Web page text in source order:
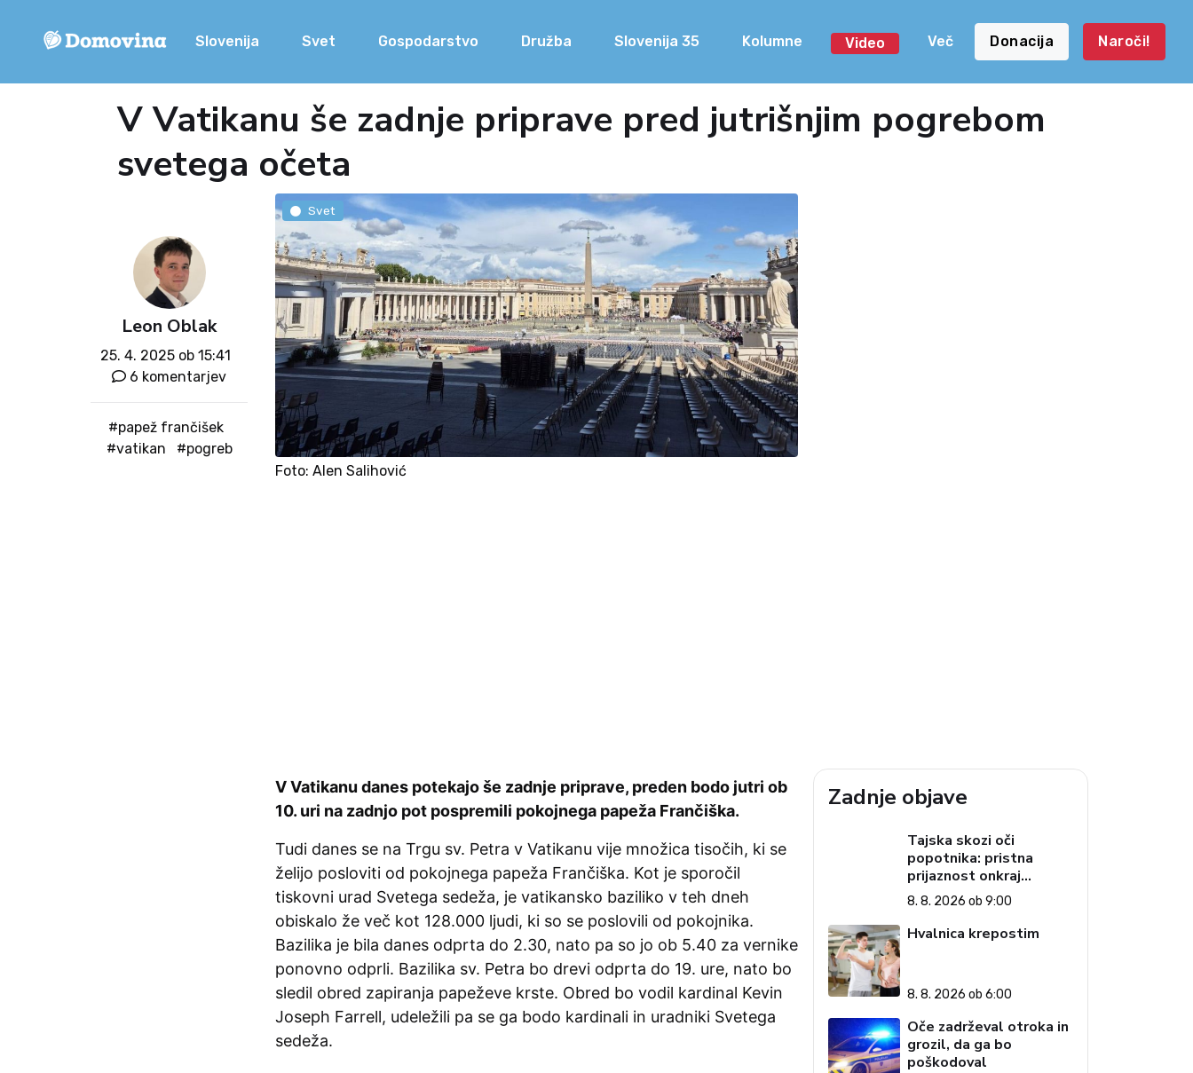
Slovenija Svet Gospodarstvo Družba Slovenija 35 Kolumne Video Več Donacija Naroči!
V Vatikanu še zadnje priprave pred jutrišnjim pogrebom
svetega očeta
Leon Oblak
25. 4. 2025 ob 15:41
6 komentarjev
#papež frančišek
#vatikan
#pogreb
Foto: Alen Salihović
Svet
V Vatikanu danes potekajo še zadnje priprave, preden bodo jutri ob
10. uri na zadnjo pot pospremili pokojnega papeža Frančiška.
Tudi danes se na Trgu sv. Petra v Vatikanu vije množica tisočih, ki se
želijo posloviti od pokojnega papeža Frančiška. Kot je sporočil
tiskovni urad Svetega sedeža, je vatikansko baziliko v teh dneh
obiskalo že več kot 128.000 ljudi, ki so se poslovili od pokojnika.
Bazilika je bila danes odprta do 2.30, nato pa so jo ob 5.40 za vernike
ponovno odprli. Bazilika sv. Petra bo drevi odprta do 19. ure, nato bo
sledil obred zapiranja papeževe krste. Obred bo vodil kardinal Kevin
Joseph Farrell, udeležili pa se ga bodo kardinali in uradniki Svetega
sedeža.
Zadnje objave
Tajska skozi oči
popotnika: pristna
prijaznost onkraj
razglednic (1. del)
8. 8. 2026 ob 9:00
Hvalnica krepostim
8. 8. 2026 ob 6:00
Oče zadrževal otroka in
grozil, da ga bo
poškodoval